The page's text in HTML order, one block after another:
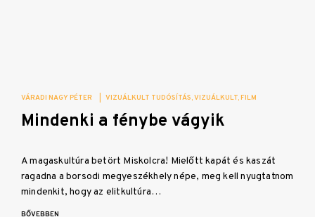
VÁRADI NAGY PÉTER VIZUÁLKULT TUDÓSÍTÁS VIZUÁLKULT FILM
Mindenki a fénybe vágyik
A magaskultúra betört Miskolcra! Mielőtt kapát és kaszát
ragadna a borsodi megyeszékhely népe, meg kell nyugtatnom
mindenkit, hogy az elitkultúra…
BŐVEBBEN